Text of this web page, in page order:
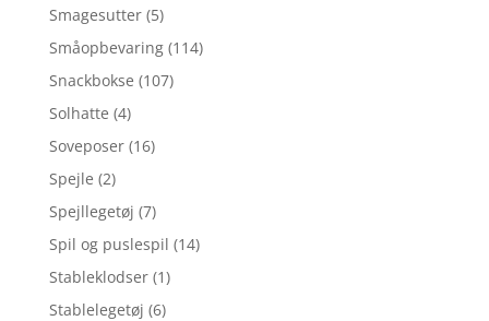
Smagesutter (5)
Småopbevaring (114)
Snackbokse (107)
Solhatte (4)
Soveposer (16)
Spejle (2)
Spejllegetøj (7)
Spil og puslespil (14)
Stableklodser (1)
Stablelegetøj (6)